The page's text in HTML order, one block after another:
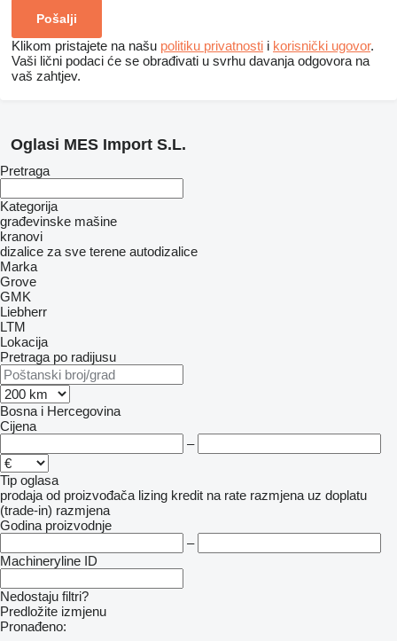
Klikom pristajete na našu politiku privatnosti i korisnički ugovor.
Vaši lični podaci će se obrađivati ​​u svrhu davanja odgovora na
vaš zahtjev.
Oglasi MES Import S.L.
Pretraga
Kategorija
građevinske mašine
kranovi
dizalice za sve terene autodizalice
Marka
Grove
GMK
Liebherr
LTM
Lokacija
Pretraga po radijusu
Bosna i Hercegovina
Cijena
–
Tip oglasa
prodaja od proizvođača lizing kredit na rate razmjena uz doplatu
(trade-in) razmjena
Godina proizvodnje
–
Machineryline ID
Nedostaju filtri?
Predložite izmjenu
Pronađeno: